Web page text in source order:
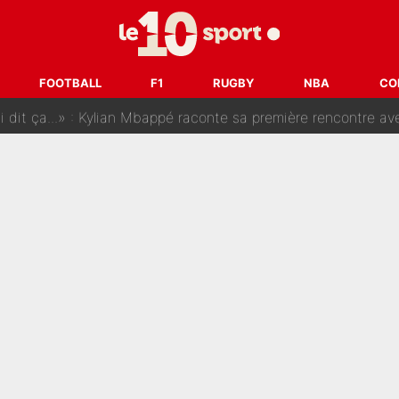
FOOTBALL F1 RUGBY NBA
les inséparables Kylian Mbappé et Achraf Hakimi
ses vacances, la star du XV de France a perdu sa
ça...» : Kylian Mbappé raconte sa première rencontre avec